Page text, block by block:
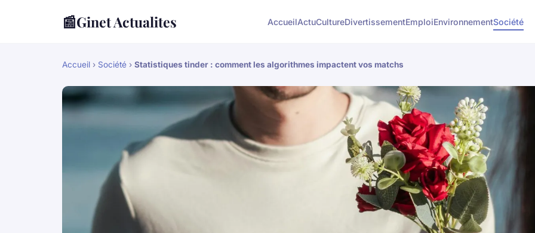
📰Ginet Actualites AccueilActuCultureDivertissementEmploiEnvironnementSociété
Accueil › Société › Statistiques tinder : comment les algorithmes impactent vos matchs